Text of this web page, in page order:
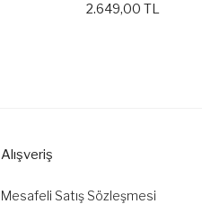
2.649,00 TL
Alışveriş
Mesafeli Satış Sözleşmesi